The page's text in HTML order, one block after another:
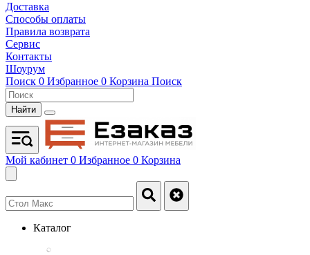
Доставка
Способы оплаты
Правила возврата
Сервис
Контакты
Шоурум
Поиск 0 Избранное 0 Корзина Поиск
Найти
Мой кабинет 0 Избранное 0 Корзина
Каталог